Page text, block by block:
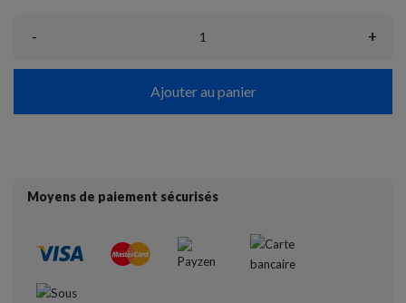
- +
Ajouter au panier
Moyens de paiement sécurisés